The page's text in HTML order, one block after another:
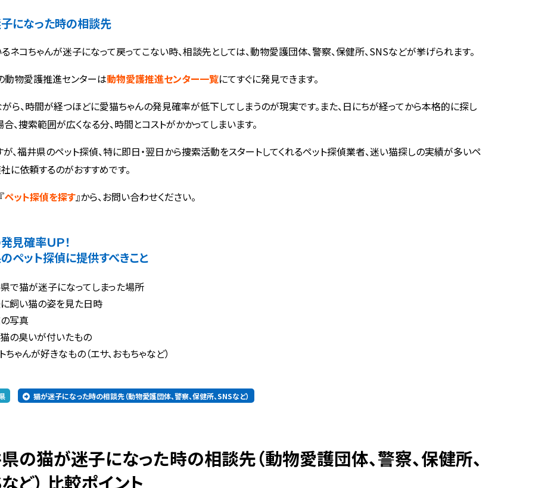
になった時の相談先
ネコちゃんが迷子になって戻ってこない時、相談先としては、動物愛護団体、警察、保健所、SNSなどが挙げられます。
動物愛護推進センターは動物愛護推進センター一覧にてすぐに発見できます。
がら、時間が経つほどに愛猫ちゃんの発見確率が低下してしまうのが現実です。また、日にちが経ってから本格的に探し
、捜索範囲が広くなる分、時間とコストがかかってしまいます。
、福井県のペット探偵、特に即日・翌日から捜索活動をスタートしてくれるペット探偵業者、迷い猫探しの実績が多いペ
に依頼するのがおすすめです。
ペット探偵を探す』から、お問い合わせください。
見確率ＵＰ！
ペット探偵に提供すべきこと
で猫が迷子になってしまった場所
飼い猫の姿を見た日時
写真
の臭いが付いたもの
ちゃんが好きなもの（エサ、おもちゃなど）
猫が迷子になった時の相談先（動物愛護団体、警察、保健所、SNSなど）
ど） 比較ポイント